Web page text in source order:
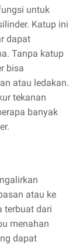
untuk
Katup ini
dapat
Tanpa katup
bisa
atau ledakan.
tekanan
banyak
atau ke
terbuat dari
menahan
dapat